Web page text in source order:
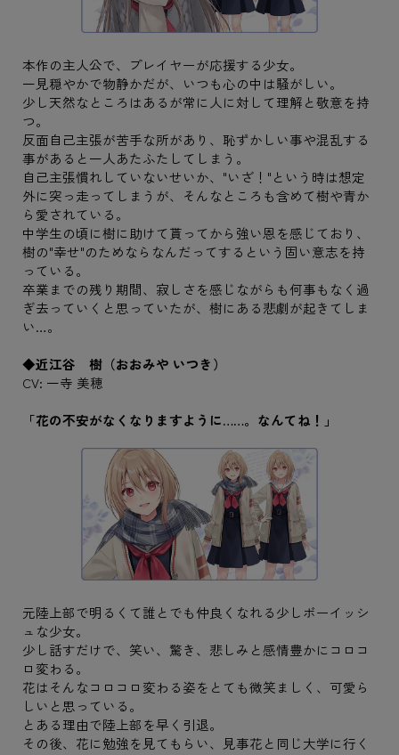
本作の主人公で、プレイヤーが応援する少女。
一見穏やかで物静かだが、いつも心の中は騒がしい。
少し天然なところはあるが常に人に対して理解と敬意を持
つ。
反面自己主張が苦手な所があり、恥ずかしい事や混乱する
事があると一人あたふたしてしまう。
自己主張慣れしていないせいか、"いざ！"という時は想定
外に突っ走ってしまうが、そんなところも含めて樹や青か
ら愛されている。
中学生の頃に樹に助けて貰ってから強い恩を感じており、
樹の"幸せ"のためならなんだってするという固い意志を持
っている。
卒業までの残り期間、寂しさを感じながらも何事もなく過
ぎ去っていくと思っていたが、樹にある悲劇が起きてしま
い…。
◆近江谷 樹（おおみや いつき）
CV: 一寺 美穂
「花の不安がなくなりますように……。なんてね！」
元陸上部で明るくて誰とでも仲良くなれる少しボーイッシ
ュな少女。
少し話すだけで、笑い、驚き、悲しみと感情豊かにコロコ
ロ変わる。
花はそんなコロコロ変わる姿をとても微笑ましく、可愛ら
しいと思っている。
とある理由で陸上部を早く引退。
その後、花に勉強を見てもらい、見事花と同じ大学に行く